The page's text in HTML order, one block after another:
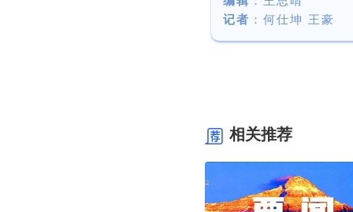
记者 ： 何仕坤 王豪
相关推荐